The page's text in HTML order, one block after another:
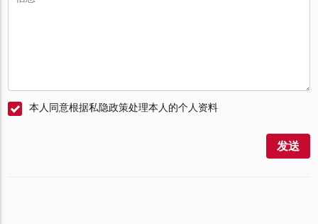
本人同意根据私隐政策处理本人的个人资料
发送